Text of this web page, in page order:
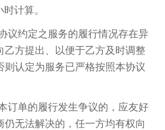
计算。
议约定之服务的履行情况存在异
乙方提出、以便于乙方及时调整
则认定为服务已严格按照本协议
订单的履行发生争议的，应友好
仍无法解决的，任一方均有权向